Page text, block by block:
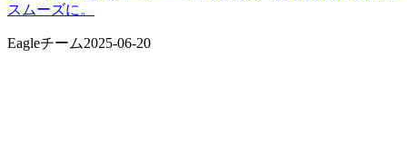
スムーズに。
Eagleチーム2025-06-20